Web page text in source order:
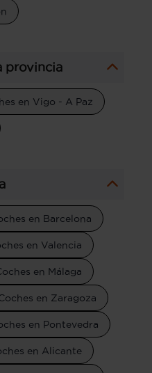
provincia
en Vigo - A Paz
en Barcelona
en Valencia
en Málaga
en Zaragoza
en Pontevedra
en Alicante